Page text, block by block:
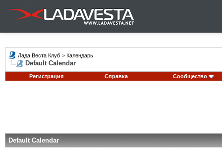
Лада Веста Клуб > Календарь
Default Calendar
Регистрация Справка Сообщество
Default Calendar